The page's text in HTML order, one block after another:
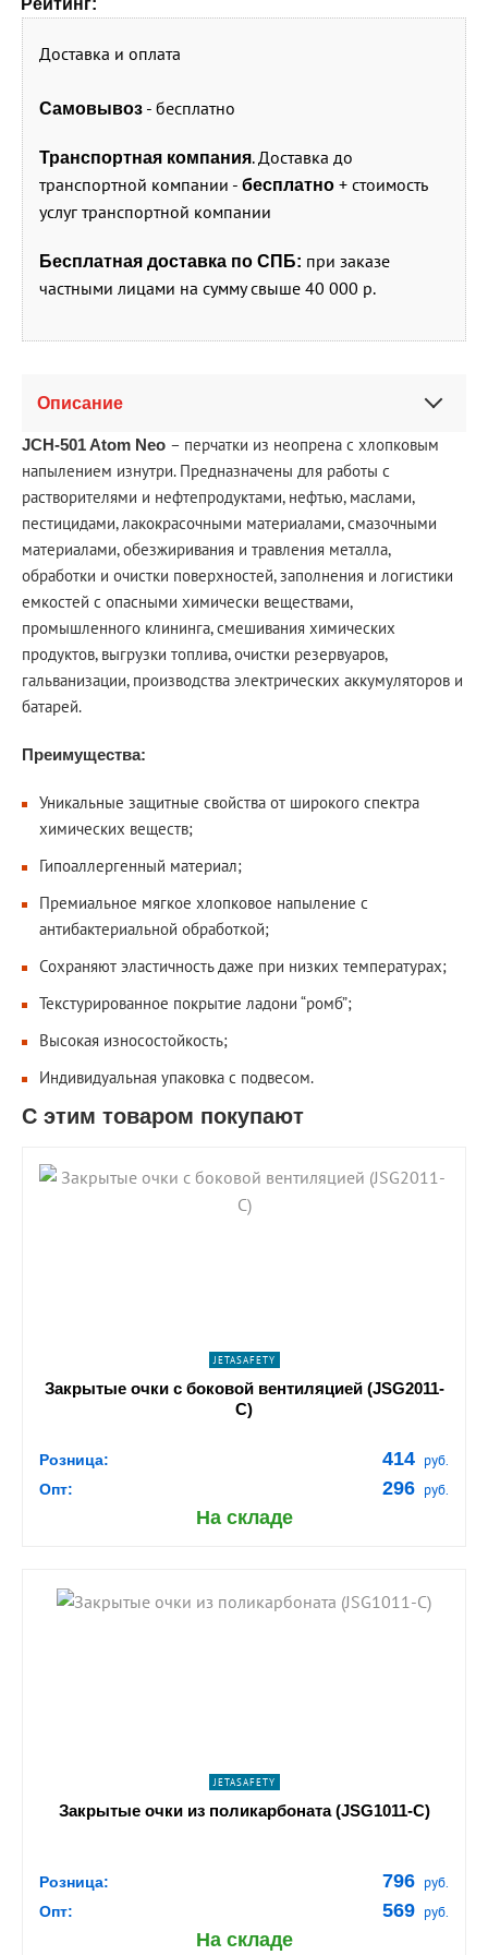
Рейтинг:
Доставка и оплата
Самовывоз - бесплатно
Транспортная компания. Доставка до
транспортной компании - бесплатно + стоимость
услуг транспортной компании
Бесплатная доставка по СПБ: при заказе
частными лицами на сумму свыше 40 000 р.
Описание
JCH-501 Atom Neo – перчатки из неопрена с хлопковым
напылением изнутри. Предназначены для работы с
растворителями и нефтепродуктами, нефтью, маслами,
пестицидами, лакокрасочными материалами, смазочными
материалами, обезжиривания и травления металла,
обработки и очистки поверхностей, заполнения и логистики
емкостей с опасными химически веществами,
промышленного клининга, смешивания химических
продуктов, выгрузки топлива, очистки резервуаров,
гальванизации, производства электрических аккумуляторов и
батарей.
Преимущества:
Уникальные защитные свойства от широкого спектра
химических веществ;
Гипоаллергенный материал;
Премиальное мягкое хлопковое напыление с
антибактериальной обработкой;
Сохраняют эластичность даже при низких температурах;
Текстурированное покрытие ладони “ромб”;
Высокая износостойкость;
Индивидуальная упаковка с подвесом.
С этим товаром покупают
shopping_cart В КОРЗИНУ
JETASAFETY
Закрытые очки с боковой вентиляцией (JSG2011-
C)
Розница: 414 руб.
Опт: 296 руб.
На складе
shopping_cart В КОРЗИНУ
JETASAFETY
Закрытые очки из поликарбоната (JSG1011-C)
Розница: 796 руб.
Опт: 569 руб.
На складе